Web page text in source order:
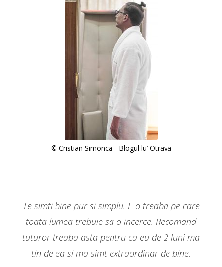
© Cristian Simonca - Blogul lu’ Otrava
Te simti bine pur si simplu. E o treaba pe care
toata lumea trebuie sa o incerce. Recomand
tuturor treaba asta pentru ca eu de 2 luni ma
tin de ea si ma simt extraordinar de bine.